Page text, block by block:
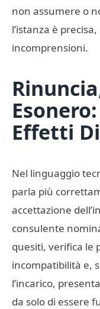
non assumere o
l’istanza è
incomprensioni.
Effetti
Nel linguaggio
parla più
accettazione
consulente
quesiti, verifica le
incompatibilità e,
l’incarico,
da solo di essere